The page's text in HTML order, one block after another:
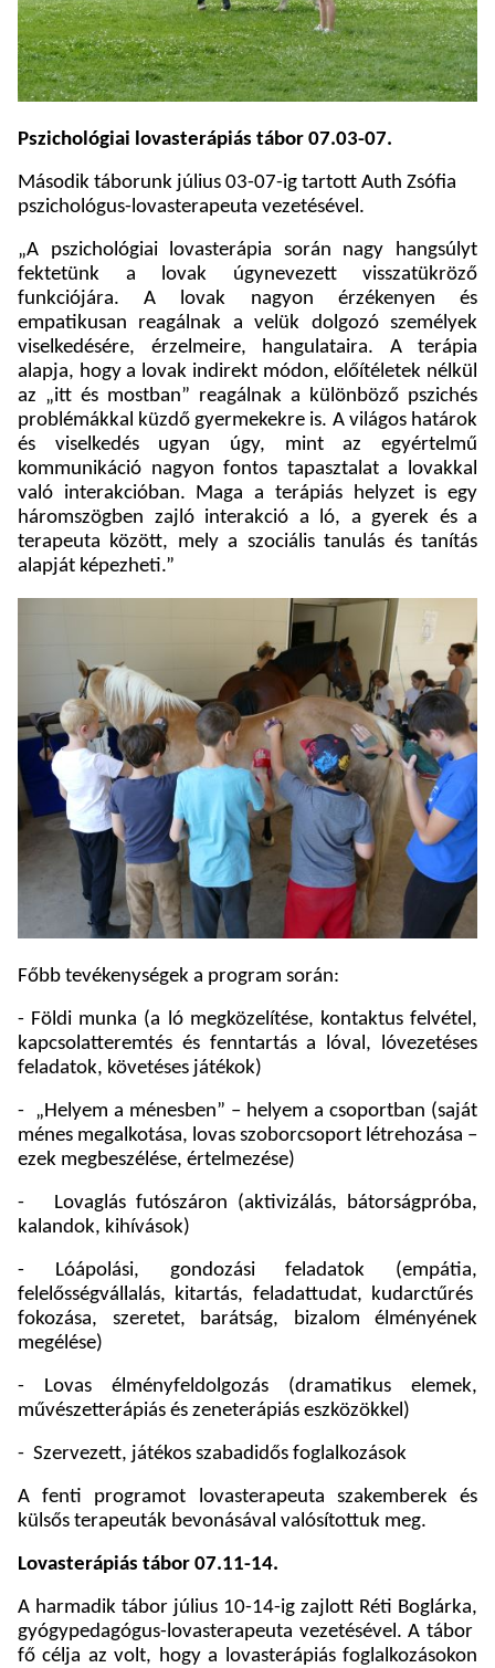
Pszichológiai lovasterápiás tábor 07.03-07.
Második táborunk július 03-07-ig tartott Auth Zsófia
pszichológus-lovasterapeuta vezetésével.
„A pszichológiai lovasterápia során nagy hangsúlyt
fektetünk a lovak úgynevezett visszatükröző
funkciójára. A lovak nagyon érzékenyen és
empatikusan reagálnak a velük dolgozó személyek
viselkedésére, érzelmeire, hangulataira. A terápia
alapja, hogy a lovak indirekt módon, előítéletek nélkül
az „itt és mostban” reagálnak a különböző pszichés
problémákkal küzdő gyermekekre is. A világos határok
és viselkedés ugyan úgy, mint az egyértelmű
kommunikáció nagyon fontos tapasztalat a lovakkal
való interakcióban. Maga a terápiás helyzet is egy
háromszögben zajló interakció a ló, a gyerek és a
terapeuta között, mely a szociális tanulás és tanítás
alapját képezheti.”
Főbb tevékenységek a program során:
- Földi munka (a ló megközelítése, kontaktus felvétel,
kapcsolatteremtés és fenntartás a lóval, lóvezetéses
feladatok, követéses játékok)
- „Helyem a ménesben” – helyem a csoportban (saját
ménes megalkotása, lovas szoborcsoport létrehozása –
ezek megbeszélése, értelmezése)
-
Lovaglás futószáron (aktivizálás, bátorságpróba,
kalandok, kihívások)
- Lóápolási, gondozási feladatok (empátia,
felelősségvállalás, kitartás, feladattudat, kudarctűrés
fokozása, szeretet, barátság, bizalom élményének
megélése)
- Lovas élményfeldolgozás (dramatikus elemek,
művészetterápiás és zeneterápiás eszközökkel)
- Szervezett, játékos szabadidős foglalkozások
A fenti programot lovasterapeuta szakemberek és
külsős terapeuták bevonásával valósítottuk meg.
Lovasterápiás tábor 07.11-14.
A harmadik tábor július 10-14-ig zajlott Réti Boglárka,
gyógypedagógus-lovasterapeuta vezetésével. A tábor
fő célja az volt, hogy a lovasterápiás foglalkozásokon